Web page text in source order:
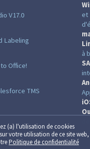
(a) l'utilisation de cookies
votre utilisation de ce site web,
Politique de confidentialité
V17.0
Labeling
Office!
TMS
et
à